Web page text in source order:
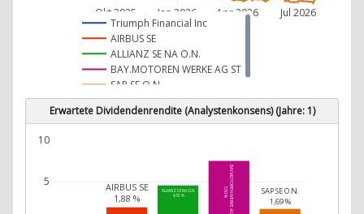
Okt 2025 Jan 2026 Apr 2026 Jul 2026
Triumph Financial Inc
AIRBUS SE
ALLIANZ SE NA O.N.
BAY.MOTOREN WERKE AG ST
SAP SE O.N.
Erwartete Dividendenrendite (Analystenkonsens) (Jahre: 1)
AIRBUS SE
1,88 %
ALLIANZ SE NA O.N.
4,53 % BAY.MOTOREN WERKE AG ST
7,50 % SAP SE O.N.
1,69 %
5
10